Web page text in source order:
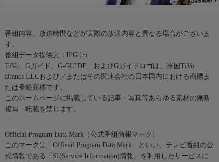
番組内容、放送時間などが実際の放送内容と異なる場合がございま
す。
番組データ提供元：IPG Inc.
TiVo、Gガイド、G-GUIDE、およびGガイドロゴは、米国TiVo
Brands LLCおよび／またはその関連会社の日本国内における商標ま
たは登録商標です。
このホームページに掲載している記事・写真等あらゆる素材の無断
複写・転載を禁じます。
Official Program Data Mark（公式番組情報マーク）
このマークは「Official Program Data Mark」といい、テレビ番組の公
式情報である「SI(Service Information)情報」を利用したサービスに